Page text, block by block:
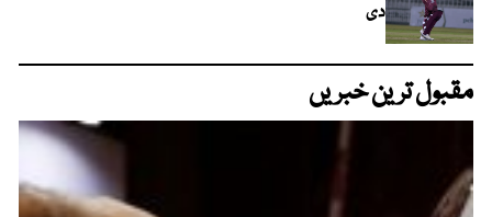
دی
مقبول ترین خبریں